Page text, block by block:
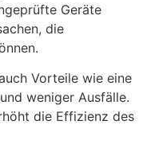
Geräte
die
Vorteile wie eine
weniger Ausfälle.
die Effizienz des